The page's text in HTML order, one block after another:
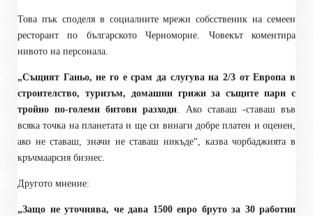
Това пък споделя в социалните мрежи собсственик на семеен
ресторант по българското Черноморие. Човекът коментира
нивото на персонала.
„Същият Ганьо, не го е срам да слугува на 2/3 от Европа в
строителство, туризъм, домашни грижи за същите пари с
тройно по-големи битови разходи. Ако ставаш -ставаш във
всяка точка на планетата и ще си винаги добре платен и оценен,
ако не ставаш, значи не ставаш никъде“, казва чорбаджията в
кръчмаарсия бизнес.
Другото мнение:
„Защо не уточнява, че дава 1500 евро бруто за 30 работни